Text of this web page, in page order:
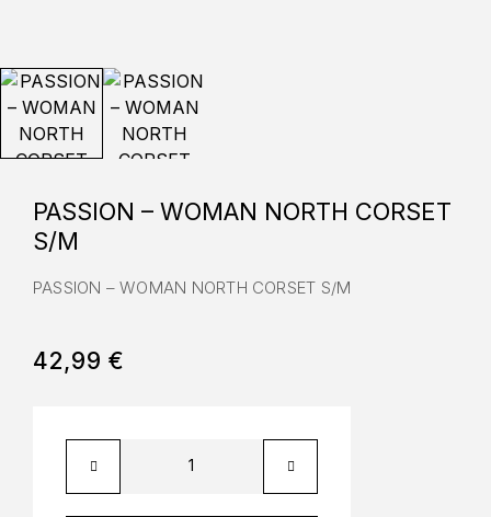
PASSION – WOMAN NORTH CORSET
S/M
PASSION – WOMAN NORTH CORSET S/M
42,99 €